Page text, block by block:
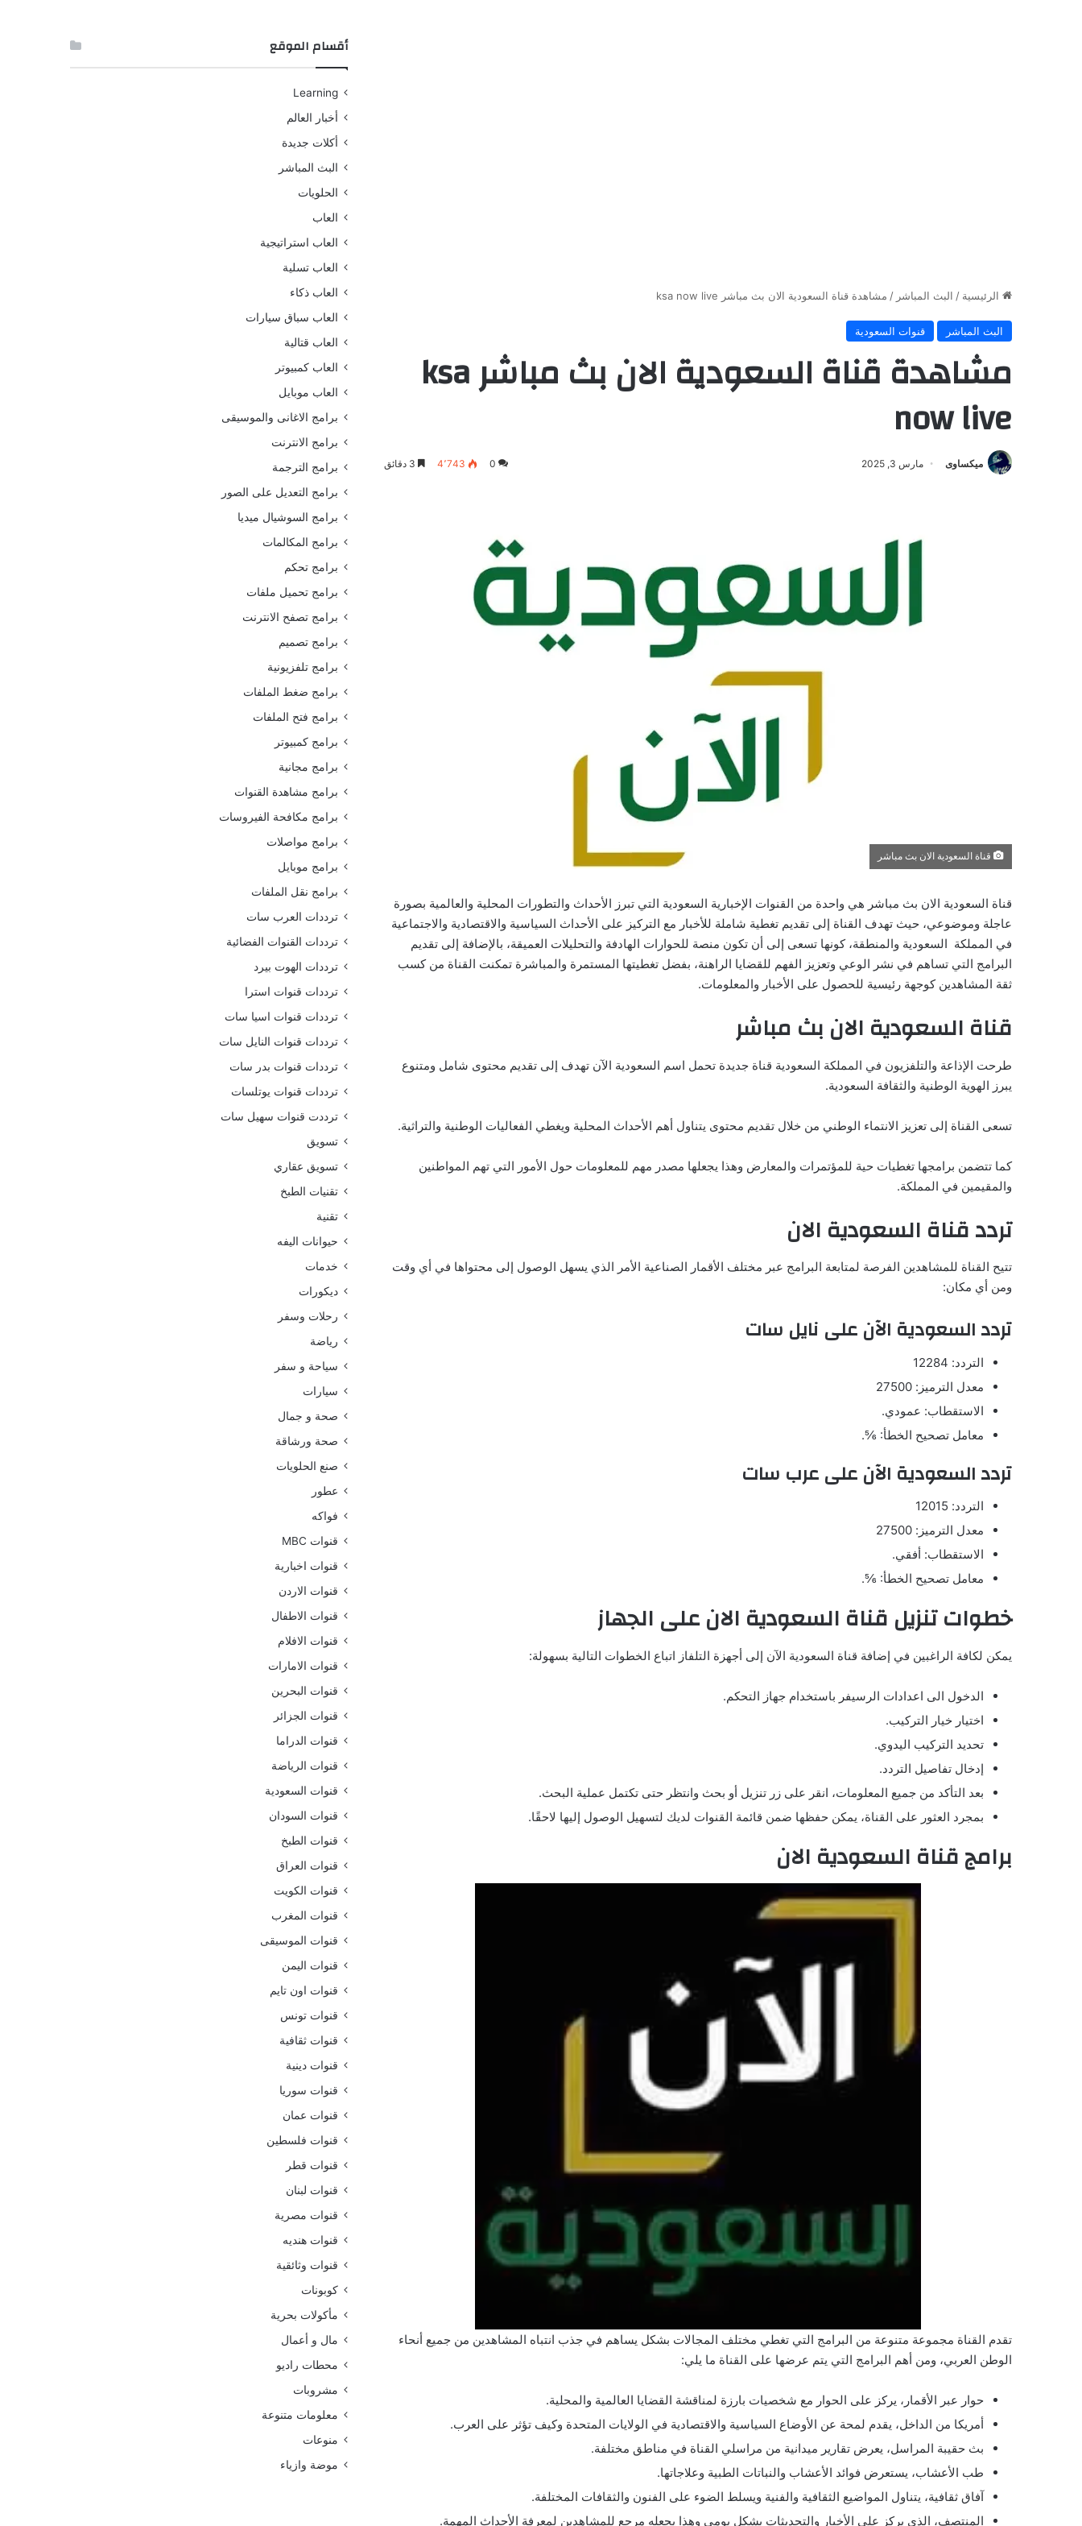
الرئيسية / البث المباشر / مشاهدة قناة السعودية الان بث مباشر ksa now live
البث المباشر قنوات السعودية
مشاهدة قناة السعودية الان بث مباشر ksa
now live
ميكساوى مارس 3, 2025 0 4٬743
قناة السعودية الان بث مباشر
قناة السعودية الان بث مباشر هي واحدة من القنوات الإخبارية السعودية التي تبرز الأحداث والتطورات المحلية والعالمية بصورة
عاجلة وموضوعي، حيث تهدف القناة إلى تقديم تغطية شاملة للأخبار مع التركيز على الأحداث السياسية والاقتصادية والاجتماعية
في المملكة السعودية والمنطقة، كونها تسعى إلى أن تكون منصة للحوارات الهادفة والتحليلات العميقة، بالإضافة إلى تقديم
البرامج التي تساهم في نشر الوعي وتعزيز الفهم للقضايا الراهنة، بفضل تغطيتها المستمرة والمباشرة تمكنت القناة من كسب
ثقة المشاهدين كوجهة رئيسية للحصول على الأخبار والمعلومات.
قناة السعودية الان بث مباشر
طرحت الإذاعة والتلفزيون في المملكة السعودية قناة جديدة تحمل اسم السعودية الآن تهدف إلى تقديم محتوى شامل ومتنوع
يبرز الهوية الوطنية والثقافة السعودية.
تسعى القناة إلى تعزيز الانتماء الوطني من خلال تقديم محتوى يتناول أهم الأحداث المحلية ويغطي الفعاليات الوطنية والتراثية.
كما تتضمن برامجها تغطيات حية للمؤتمرات والمعارض وهذا يجعلها مصدر مهم للمعلومات حول الأمور التي تهم المواطنين
والمقيمين في المملكة.
تردد قناة السعودية الان
تتيح القناة للمشاهدين الفرصة لمتابعة البرامج عبر مختلف الأقمار الصناعية الأمر الذي يسهل الوصول إلى محتواها في أي وقت
ومن أي مكان:
تردد السعودية الآن على نايل سات
التردد: 12284
معدل الترميز: 27500
الاستقطاب: عمودي.
معامل تصحيح الخطأ: ⅚.
تردد السعودية الآن على عرب سات
التردد: 12015
معدل الترميز: 27500
الاستقطاب: أفقي.
معامل تصحيح الخطأ: ⅚.
خطوات تنزيل قناة السعودية الان على الجهاز
يمكن لكافة الراغبين في إضافة قناة السعودية الآن إلى أجهزة التلفاز اتباع الخطوات التالية بسهولة:
الدخول الى اعدادات الرسيفر باستخدام جهاز التحكم.
اختيار خيار التركيب.
تحديد التركيب اليدوي.
إدخال تفاصيل التردد.
بعد التأكد من جميع المعلومات، انقر على زر تنزيل أو بحث وانتظر حتى تكتمل عملية البحث.
بمجرد العثور على القناة، يمكن حفظها ضمن قائمة القنوات لديك لتسهيل الوصول إليها لاحقًا.
برامج قناة السعودية الان
تقدم القناة مجموعة متنوعة من البرامج التي تغطي مختلف المجالات بشكل يساهم في جذب انتباه المشاهدين من جميع أنحاء
الوطن العربي، ومن أهم البرامج التي يتم عرضها على القناة ما يلي:
حوار عبر الأقمار، يركز على الحوار مع شخصيات بارزة لمناقشة القضايا العالمية والمحلية.
أمريكا من الداخل، يقدم لمحة عن الأوضاع السياسية والاقتصادية في الولايات المتحدة وكيف تؤثر على العرب.
بث حقيبة المراسل، يعرض تقارير ميدانية من مراسلي القناة في مناطق مختلفة.
طب الأعشاب، يستعرض فوائد الأعشاب والنباتات الطبية وعلاجاتها.
آفاق ثقافية، يتناول المواضيع الثقافية والفنية ويسلط الضوء على الفنون والثقافات المختلفة.
المنتصف، الذي يركز على الأخبار والتحديثات بشكل يومي وهذا يجعله مرجع للمشاهدين لمعرفة الأحداث المهمة.
أقسام الموقع
Learning
أخبار العالم
أكلات جديدة
البث المباشر
الحلويات
العاب
العاب استراتيجية
العاب تسلية
العاب ذكاء
العاب سباق سيارات
العاب قتالية
العاب كمبيوتر
العاب موبايل
برامج الاغانى والموسيقى
برامج الانترنت
برامج الترجمة
برامج التعديل على الصور
برامج السوشيال ميديا
برامج المكالمات
برامج تحكم
برامج تحميل ملفات
برامج تصفح الانترنت
برامج تصميم
برامج تلفزيونية
برامج ضغط الملفات
برامج فتح الملفات
برامج كمبيوتر
برامج مجانية
برامج مشاهدة القنوات
برامج مكافحة الفيروسات
برامج مواصلات
برامج موبايل
برامج نقل الملفات
ترددات العرب سات
ترددات القنوات الفضائية
ترددات الهوت بيرد
ترددات قنوات استرا
ترددات قنوات اسيا سات
ترددات قنوات النايل سات
ترددات قنوات بدر سات
ترددات قنوات يوتلسات
ترددت قنوات سهيل سات
تسويق
تسويق عقاري
تقنيات الطبخ
تقنية
حيوانات اليفه
خدمات
ديكورات
رحلات وسفر
رياضة
سياحة و سفر
سيارات
صحة و جمال
صحة ورشاقة
صنع الحلويات
عطور
فواكه
قنوات MBC
قنوات اخبارية
قنوات الاردن
قنوات الاطفال
قنوات الافلام
قنوات الامارات
قنوات البحرين
قنوات الجزائر
قنوات الدراما
قنوات الرياضة
قنوات السعودية
قنوات السودان
قنوات الطبخ
قنوات العراق
قنوات الكويت
قنوات المغرب
قنوات الموسيقى
قنوات اليمن
قنوات اون تايم
قنوات تونس
قنوات ثقافية
قنوات دينية
قنوات سوريا
قنوات عمان
قنوات فلسطين
قنوات قطر
قنوات لبنان
قنوات مصرية
قنوات هنديه
قنوات وثائقية
كوبونات
مأكولات بحرية
مال و أعمال
محطات راديو
مشروبات
معلومات متنوعة
منوعات
موضة وازياء